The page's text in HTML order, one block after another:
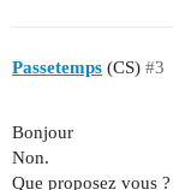
Passetemps (CS) #3
Bonjour
Non.
Que proposez vous ?